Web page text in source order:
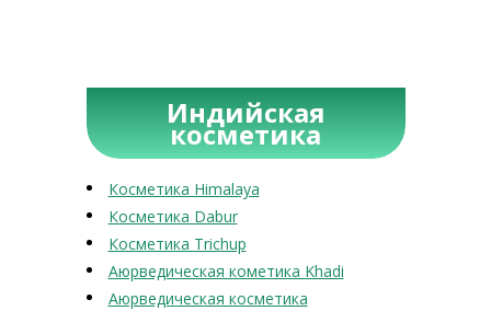
Индийская
косметика
Косметика Himalaya
Косметика Dabur
Косметика Trichup
Аюрведическая кометика Khadi
Аюрведическая косметика